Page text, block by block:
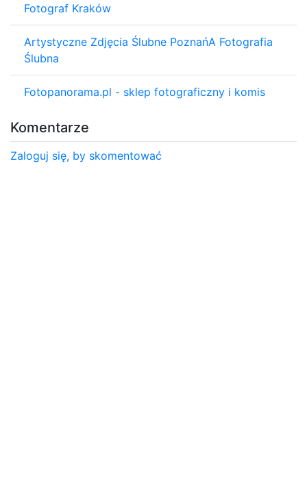
Fotograf Kraków
Artystyczne Zdjęcia Ślubne PoznańA Fotografia
Ślubna
Fotopanorama.pl - sklep fotograficzny i komis
Komentarze
Zaloguj się, by skomentować